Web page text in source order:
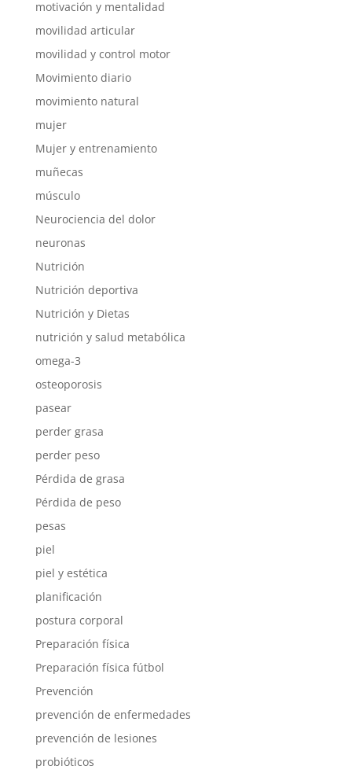
motivación y mentalidad
movilidad articular
movilidad y control motor
Movimiento diario
movimiento natural
mujer
Mujer y entrenamiento
muñecas
músculo
Neurociencia del dolor
neuronas
Nutrición
Nutrición deportiva
Nutrición y Dietas
nutrición y salud metabólica
omega-3
osteoporosis
pasear
perder grasa
perder peso
Pérdida de grasa
Pérdida de peso
pesas
piel
piel y estética
planificación
postura corporal
Preparación física
Preparación física fútbol
Prevención
prevención de enfermedades
prevención de lesiones
probióticos